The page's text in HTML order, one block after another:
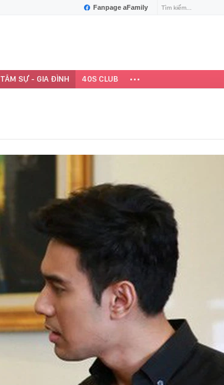
Fanpage aFamily
TÂM SỰ - GIA ĐÌNH 40S CLUB